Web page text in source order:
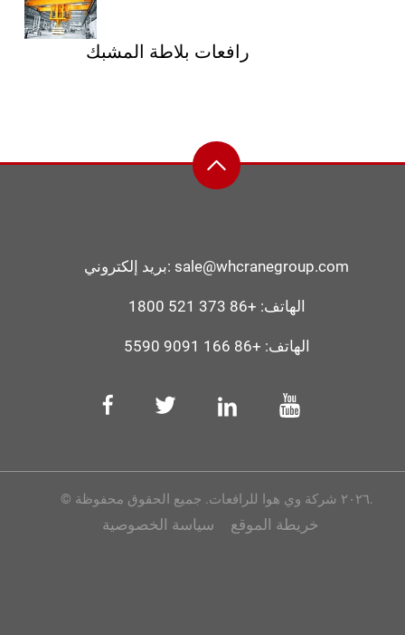
رافعات بلاطة المشبك
بريد إلكتروني: sale@whcranegroup.com
الهاتف: +86 373 521 1800
الهاتف: +86 166 9091 5590
© ٢٠٢٦ شركة وي هوا للرافعات. جميع الحقوق محفوظة.
خريطة الموقع سياسة الخصوصية